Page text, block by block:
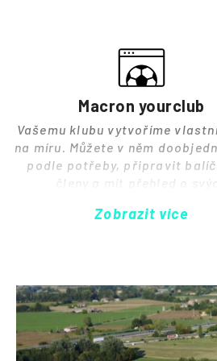
Macron yourclub
Vašemu klubu vytvoříme
na míru. Můžete v něm
podle potřeby, připravit
členy a mít přehled o
veškerou logistiku.
Zobrazit více